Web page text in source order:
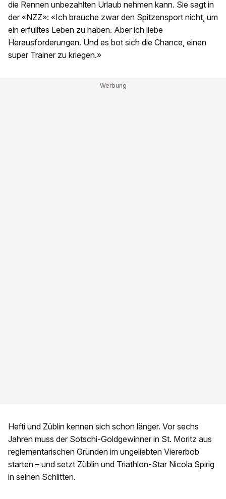
die Rennen unbezahlten Urlaub nehmen kann. Sie sagt in
der «NZZ»: «Ich brauche zwar den Spitzensport nicht, um
ein erfülltes Leben zu haben. Aber ich liebe
Herausforderungen. Und es bot sich die Chance, einen
super Trainer zu kriegen.»
Hefti und Züblin kennen sich schon länger. Vor sechs
Jahren muss der Sotschi-Goldgewinner in St. Moritz aus
reglementarischen Gründen im ungeliebten Viererbob
starten – und setzt Züblin und Triathlon-Star Nicola Spirig
in seinen Schlitten.